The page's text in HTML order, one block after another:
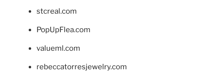
stcreal.com
PopUpFlea.com
valueml.com
rebeccatorresjewelry.com